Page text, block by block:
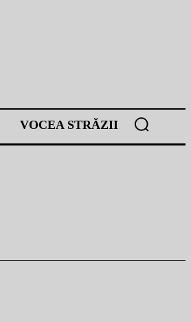
VOCEA STRĂZII